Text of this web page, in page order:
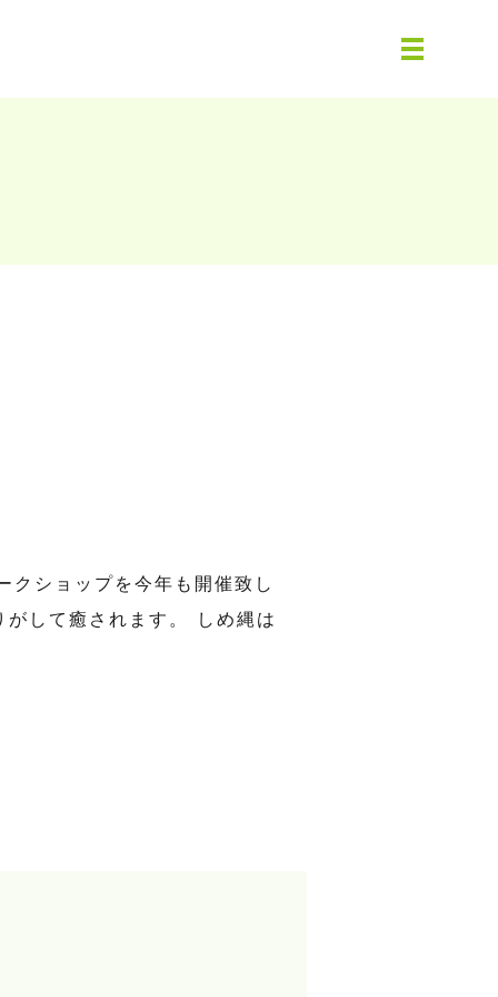
クショップを今年も開催致し
して癒されます。 しめ縄は